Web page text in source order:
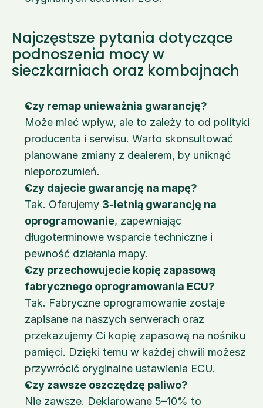
Najczęstsze pytania dotyczące
podnoszenia mocy w
sieczkarniach oraz kombajnach
Czy remap unieważnia gwarancję?
Może mieć wpływ, ale to zależy to od polityki
producenta i serwisu. Warto skonsultować
planowane zmiany z dealerem, by uniknąć
nieporozumień.
Czy dajecie gwarancję na mapę?
Tak. Oferujemy 3-letnią gwarancję na
oprogramowanie, zapewniając
długoterminowe wsparcie techniczne i
pewność działania mapy.
Czy przechowujecie kopię zapasową
fabrycznego oprogramowania ECU?
Tak. Fabryczne oprogramowanie zostaje
zapisane na naszych serwerach oraz
przekazujemy Ci kopię zapasową na nośniku
pamięci. Dzięki temu w każdej chwili możesz
przywrócić oryginalne ustawienia ECU.
Czy zawsze oszczędzę paliwo?
Nie zawsze. Deklarowane 5–10% to